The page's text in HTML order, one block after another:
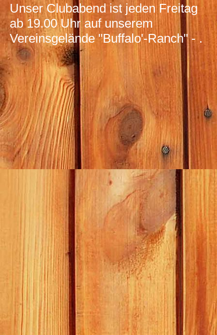
Unser Clubabend ist jeden Freitag
ab 19.00 Uhr auf unserem
Vereinsgelände "Buffalo'-Ranch" - .